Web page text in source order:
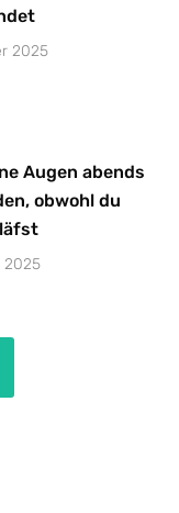
2025
Augen abends
obwohl du
2025